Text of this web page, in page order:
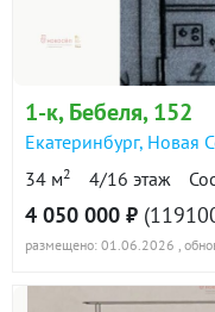
1-к, Бебеля, 152
Екатеринбург, Новая
34 м2 4/16 этаж
4 050 000 ₽
размещено: 01.06.2026 ,